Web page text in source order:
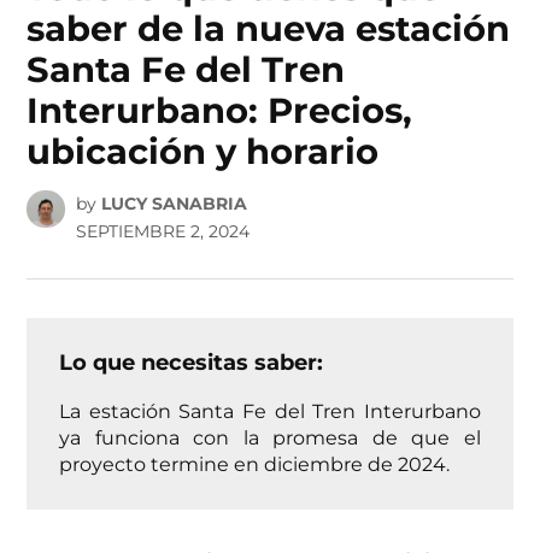
saber de la nueva estación
Santa Fe del Tren
Interurbano: Precios,
ubicación y horario
by LUCY SANABRIA
SEPTIEMBRE 2, 2024
Lo que necesitas saber:
La estación Santa Fe del Tren Interurbano
ya funciona con la promesa de que el
proyecto termine en diciembre de 2024.